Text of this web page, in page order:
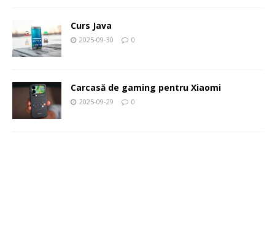
Curs Java
2025-09-30 0
Carcasă de gaming pentru Xiaomi
2025-09-29 0